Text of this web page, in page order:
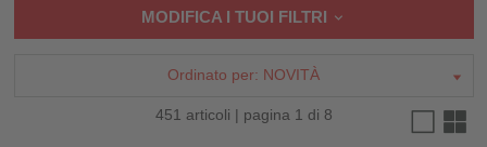
MODIFICA I TUOI FILTRI
Ordinato per: NOVITÀ
451 articoli | pagina 1 di 8